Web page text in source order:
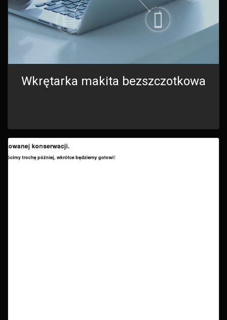
Wkrętarka makita bezszczotkowa